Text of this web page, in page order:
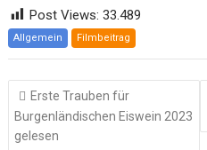
Post Views: 33.489
Allgemein Filmbeitrag
Beitragsnavigation
Erste Trauben für
Burgenländischen Eiswein 2023
gelesen